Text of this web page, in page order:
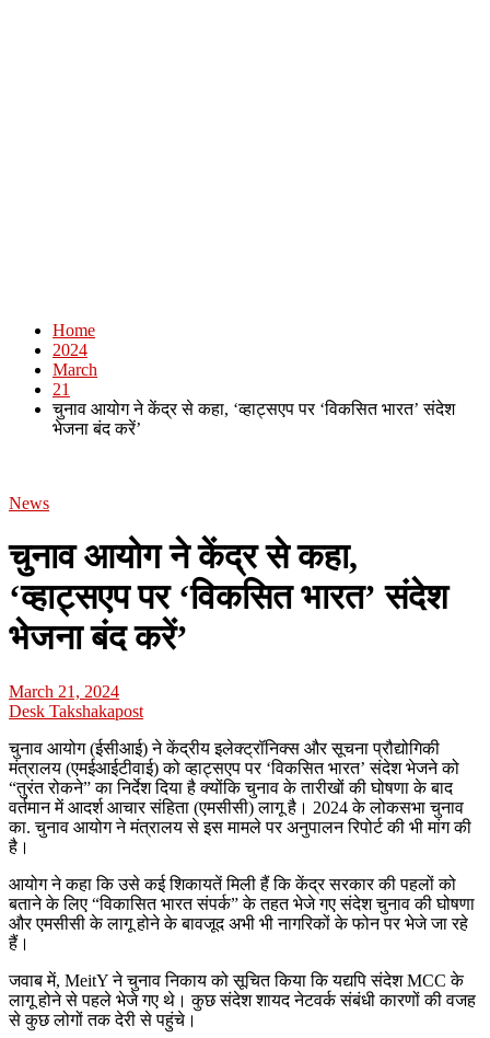
Home
2024
March
21
चुनाव आयोग ने केंद्र से कहा, ‘व्हाट्सएप पर ‘विकसित भारत’ संदेश
भेजना बंद करें’
News
चुनाव आयोग ने केंद्र से कहा,
‘व्हाट्सएप पर ‘विकसित भारत’ संदेश
भेजना बंद करें’
March 21, 2024
Desk Takshakapost
चुनाव आयोग (ईसीआई) ने केंद्रीय इलेक्ट्रॉनिक्स और सूचना प्रौद्योगिकी
मंत्रालय (एमईआईटीवाई) को व्हाट्सएप पर ‘विकसित भारत’ संदेश भेजने को
“तुरंत रोकने” का निर्देश दिया है क्योंकि चुनाव के तारीखों की घोषणा के बाद
वर्तमान में आदर्श आचार संहिता (एमसीसी) लागू है। 2024 के लोकसभा चुनाव
का. चुनाव आयोग ने मंत्रालय से इस मामले पर अनुपालन रिपोर्ट की भी मांग की
है।
आयोग ने कहा कि उसे कई शिकायतें मिली हैं कि केंद्र सरकार की पहलों को
बताने के लिए “विकासित भारत संपर्क” के तहत भेजे गए संदेश चुनाव की घोषणा
और एमसीसी के लागू होने के बावजूद अभी भी नागरिकों के फोन पर भेजे जा रहे
हैं।
जवाब में, MeitY ने चुनाव निकाय को सूचित किया कि यद्यपि संदेश MCC के
लागू होने से पहले भेजे गए थे। कुछ संदेश शायद नेटवर्क संबंधी कारणों की वजह
से कुछ लोगों तक देरी से पहुंचे।